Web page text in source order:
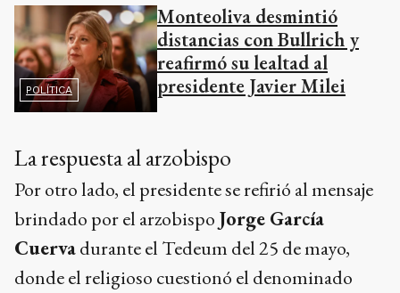
POLÍTICA
Monteoliva desmintió
distancias con Bullrich y
reafirmó su lealtad al
presidente Javier Milei
La respuesta al arzobispo
Por otro lado, el presidente se refirió al mensaje
brindado por el arzobispo Jorge García
Cuervadurante el Tedeum del 25 de mayo,
donde el religioso cuestionó el denominado